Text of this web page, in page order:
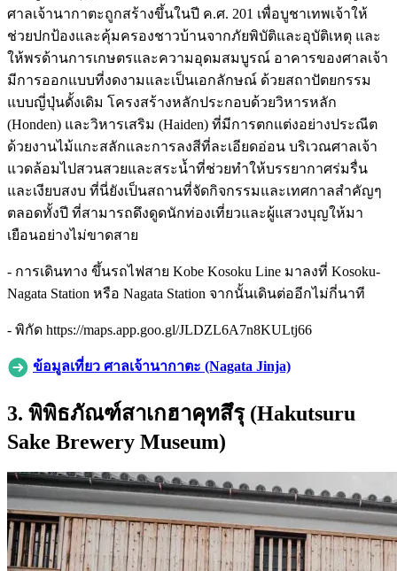
ศาลเจ้านากาตะถูกสร้างขึ้นในปี ค.ศ. 201 เพื่อบูชาเทพเจ้าให้
ช่วยปกป้องและคุ้มครองชาวบ้านจากภัยพิบัติและอุบัติเหตุ และ
ให้พรด้านการเกษตรและความอุดมสมบูรณ์ อาคารของศาลเจ้า
มีการออกแบบที่งดงามและเป็นเอกลักษณ์ ด้วยสถาปัตยกรรม
แบบญี่ปุ่นดั้งเดิม โครงสร้างหลักประกอบด้วยวิหารหลัก
(Honden) และวิหารเสริม (Haiden) ที่มีการตกแต่งอย่างประณีต
ด้วยงานไม้แกะสลักและการลงสีที่ละเอียดอ่อน บริเวณศาลเจ้า
แวดล้อมไปสวนสวยและสระน้ำที่ช่วยทำให้บรรยากาศร่มรื่น
และเงียบสงบ ที่นี่ยังเป็นสถานที่จัดกิจกรรมและเทศกาลสำคัญๆ
ตลอดทั้งปี ที่สามารถดึงดูดนักท่องเที่ยวและผู้แสวงบุญให้มา
เยือนอย่างไม่ขาดสาย
- การเดินทาง ขึ้นรถไฟสาย Kobe Kosoku Line มาลงที่ Kosoku-
Nagata Station หรือ Nagata Station จากนั้นเดินต่ออีกไม่กี่นาที
- พิกัด https://maps.app.goo.gl/JLDZL6A7n8KULtj66
ข้อมูลเที่ยว ศาลเจ้านากาตะ (Nagata Jinja)
3. พิพิธภัณฑ์สาเกฮาคุทสึรุ (Hakutsuru
Sake Brewery Museum)